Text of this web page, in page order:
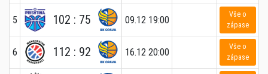
5 102 : 75 09.12 19:00
Vše o
zápase
6 112 : 92 16.12 20:00
Vše o
zápase